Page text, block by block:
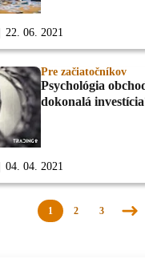
22. 06. 2021
Pre začiatočníkov
Psychológia
dokonalá
04. 04. 2021
1 2 3